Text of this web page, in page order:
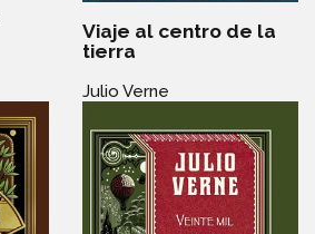
Viaje al centro de la
tierra
Julio Verne